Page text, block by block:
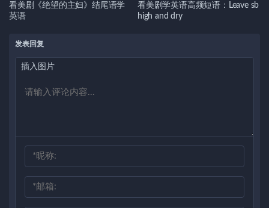
看美剧《绝望的主妇》结尾语学
英语
看美剧学英语高频短语：Leave sb
high and dry
发表回复
插入图片